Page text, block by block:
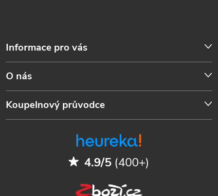
Informace pro vás
O nás
Koupelnový průvodce
4.9/5 (400+)